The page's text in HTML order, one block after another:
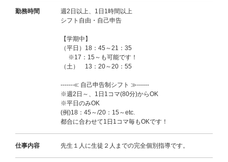
勤務時間
週2日以上、1日1時間以上
シフト自由・自己申告
【学期中】
（平日）18：45～21：35
※17：15～も可能です！
（土） 13：20～20：55
------≪ 自己申告制シフト ≫------
※週2日～、1日1コマ(80分)からOK
※平日のみOK
(例)18：45～/20：15～etc.
都合に合わせて1日1コマ毎もOKです！
仕事内容 先生１人に生徒２人までの完全個別指導です。